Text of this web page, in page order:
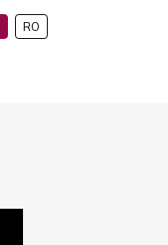
RO